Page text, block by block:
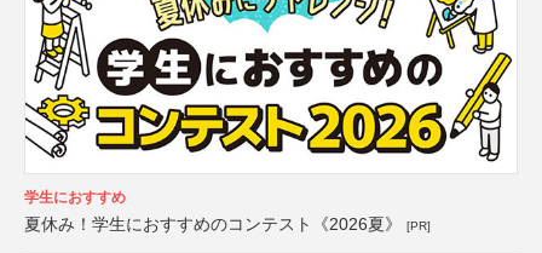
学生におすすめ
夏休み！学生におすすめのコンテスト《2026夏》 [PR]